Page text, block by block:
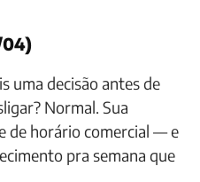
04)
uma decisão antes de
Normal. Sua
de horário comercial — e
pra semana que